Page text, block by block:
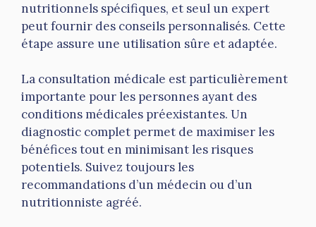
nutritionnels spécifiques, et seul un expert
peut fournir des conseils personnalisés. Cette
étape assure une utilisation sûre et adaptée.
La consultation médicale est particulièrement
importante pour les personnes ayant des
conditions médicales préexistantes. Un
diagnostic complet permet de maximiser les
bénéfices tout en minimisant les risques
potentiels. Suivez toujours les
recommandations d’un médecin ou d’un
nutritionniste agréé.